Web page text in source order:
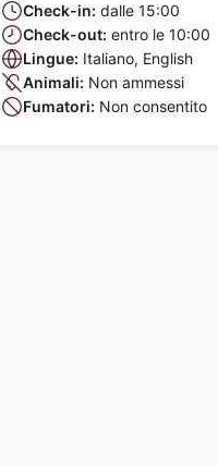
Check-in: dalle 15:00
Check-out: entro le 10:00
Lingue: Italiano, English
Animali: Non ammessi
Fumatori: Non consentito